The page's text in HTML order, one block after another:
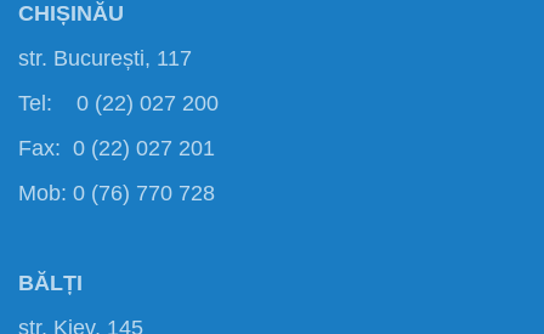
CHIȘINĂU
str. București, 117
Tel: 0 (22) 027 200
Fax: 0 (22) 027 201
Mob: 0 (76) 770 728
BĂLȚI
str. Kiev, 145